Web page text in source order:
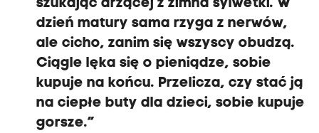
szukając drżącej z zimna sylwetki. W
dzień matury sama rzyga z nerwów,
ale cicho, zanim się wszyscy obudzą.
Ciągle lęka się o pieniądze, sobie
kupuje na końcu. Przelicza, czy stać ją
na ciepłe buty dla dzieci, sobie kupuje
gorsze.”